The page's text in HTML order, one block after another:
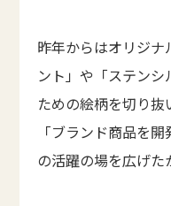
昨年からはオリジナ
ント」や「ステンシ
ための絵柄を切り抜
「ブランド商品を
の活躍の場を広げた